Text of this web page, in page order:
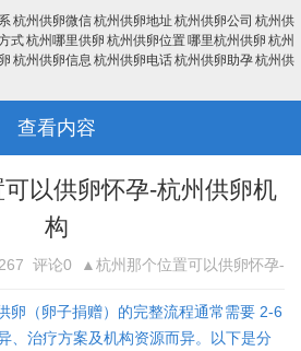
杭州供卵微信杭州供卵地址 杭州供卵公司 杭州供
式杭州哪里供卵 杭州供卵位置哪里杭州供卵 杭州
杭州供卵信息 杭州供卵电话杭州供卵助孕杭州供
查看内容
以供卵怀孕-杭州供卵机
构
评论0
▲杭州那个位置可以供卵怀孕-
卵（卵子捐赠）的完整流程通常需要 ‌2-6
、治疗方案及机构资源而异。以下是分